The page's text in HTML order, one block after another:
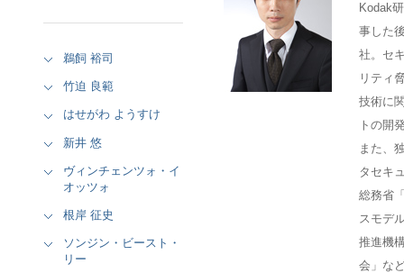
鵜飼 裕司
竹迫 良範
はせがわ ようすけ
新井 悠
ヴィンチェンツォ・イ
オッツォ
根岸 征史
ソンジン・ビースト・
リー
Kodak
事した
社。セ
リティ
技術に
トの開
また、
タセキ
総務省
スモデ
推進機
会」な